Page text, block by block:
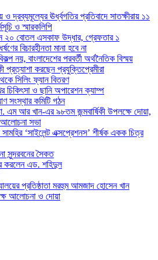
দ্রব্যমূল্যের ঊর্ধ্বগতির প্রতিবাদে সাতক্ষীরায় ১১
ও স্মারকলিপি
২০ বোতল এসকাফ উদ্ধার, গ্রেফতার ১
বিচারহীনতা মানা হবে না
নয়, বাংলাদেশের পরবর্তী অর্থনৈতিক বিস্ময়
প্রত্যাশা করছেন প্রযুক্তিপ্রেমীরা
সিলিং ফ্যান বিতরণ
চিকিৎসা ও ছানি অপারেশন ক্যাম্প
সংস্থার কমিটি গঠন
এম আর খান-এর ৯৮তম জন্মবার্ষিকী উপলক্ষে দোয়া,
আলোচনা সভা
সামহির ‘সাইলেন্ট এক্সপ্রেশনস’ শীর্ষক একক চিত্র
সুন্দরবনের সৈকত
করলেন এড. শহিদুল
প্রতিষ্ঠাতা মরহুম আমজাদ হোসেন খান
আলোচনা ও দোয়া